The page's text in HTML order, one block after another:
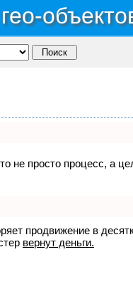
не просто процесс, а
продвижение в
вернут деньги.